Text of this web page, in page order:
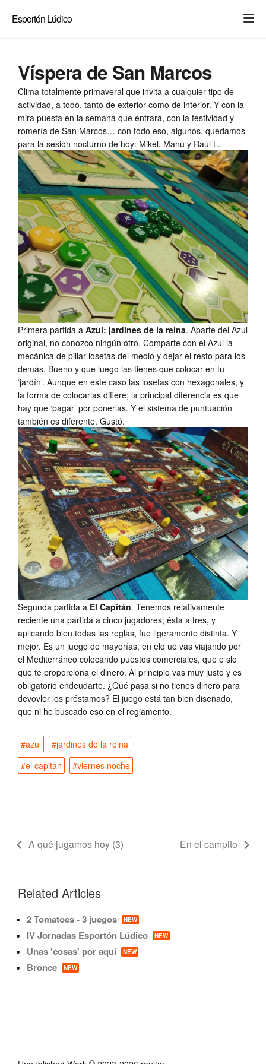
Esportón Lúdico Dark
Víspera de San Marcos
Clima totalmente primaveral que invita a cualquier tipo de
actividad, a todo, tanto de exterior como de interior. Y con la
mira puesta en la semana que entrará, con la festividad y
romería de San Marcos… con todo eso, algunos, quedamos
para la sesión nocturno de hoy: Mikel, Manu y Raúl L.
Primera partida a Azul: jardines de la reina. Aparte del Azul
original, no conozco ningún otro. Comparte con el Azul la
mecánica de pillar losetas del medio y dejar el resto para los
demás. Bueno y que luego las tienes que colocar en tu
‘jardín’. Aunque en este caso las losetas con hexagonales, y
la forma de colocarlas difiere; la principal diferencia es que
hay que ‘pagar’ por ponerlas. Y el sistema de puntuación
también es diferente. Gustó.
Segunda partida a El Capitán. Tenemos relativamente
reciente una partida a cinco jugadores; ésta a tres, y
aplicando bien todas las reglas, fue ligeramente distinta. Y
mejor. Es un juego de mayorías, en elq ue vas viajando por
el Mediterráneo colocando puestos comerciales, que e slo
que te proporciona el dinero. Al principio vas muy justo y es
obligatorio endeudarte. ¿Qué pasa si no tienes dinero para
devovler los préstamos? El juego está tan bien diseñado,
que ni he buscado eso en el reglamento.
#azul
#jardines de la reina
#el capitan
#viernes noche
A qué jugamos hoy (3) En el campito
Related Articles
2 Tomatoes - 3 juegos NEW
IV Jornadas Esportón Lúdico NEW
Unas 'cosas' por aquí NEW
Bronce NEW